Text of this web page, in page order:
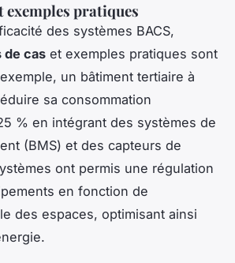
exemples pratiques
des systèmes BACS,
de cas et exemples pratiques sont
un bâtiment tertiaire à
sa consommation
% en intégrant des systèmes de
(BMS) et des capteurs de
ont permis une régulation
en fonction de
des espaces, optimisant ainsi